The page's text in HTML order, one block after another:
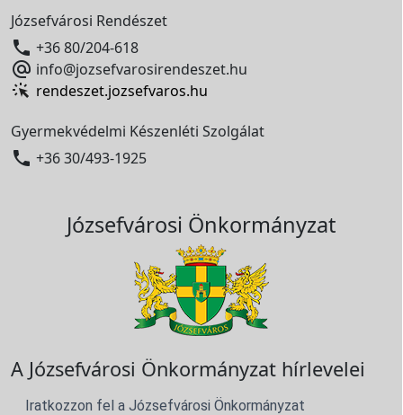
Józsefvárosi Rendészet
 +36 80/204-618
 info@jozsefvarosirendeszet.hu
rendeszet.jozsefvaros.hu
Gyermekvédelmi Készenléti Szolgálat
 +36 30/493-1925
Józsefvárosi Önkormányzat
A Józsefvárosi Önkormányzat hírlevelei
Iratkozzon fel a Józsefvárosi Önkormányzat